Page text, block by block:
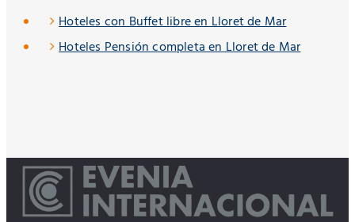
Hoteles con Buffet libre en Lloret de Mar
Hoteles Pensión completa en Lloret de Mar